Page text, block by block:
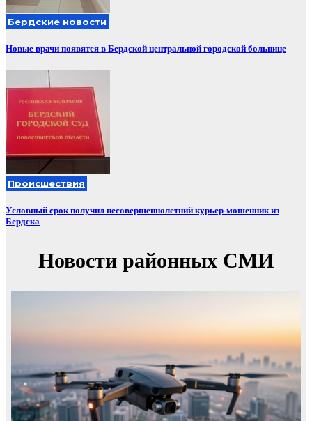
Бердские новости
Новые врачи появятся в Бердской центральной городской больнице
Происшествия
Условный срок получил несовершеннолетний курьер-мошенник из
Бердска